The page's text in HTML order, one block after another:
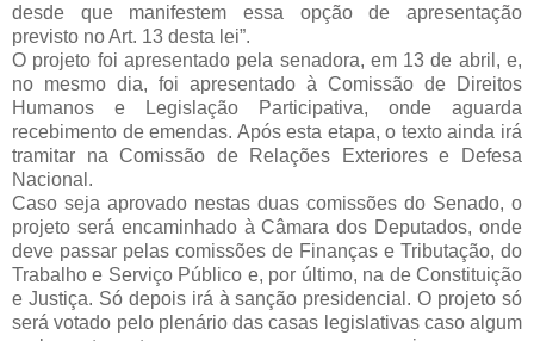
desde que manifestem essa opção de apresentação
previsto no Art. 13 desta lei”.
O projeto foi apresentado pela senadora, em 13 de abril, e,
no mesmo dia, foi apresentado à Comissão de Direitos
Humanos e Legislação Participativa, onde aguarda
recebimento de emendas. Após esta etapa, o texto ainda irá
tramitar na Comissão de Relações Exteriores e Defesa
Nacional.
Caso seja aprovado nestas duas comissões do Senado, o
projeto será encaminhado à Câmara dos Deputados, onde
deve passar pelas comissões de Finanças e Tributação, do
Trabalho e Serviço Público e, por último, na de Constituição
e Justiça. Só depois irá à sanção presidencial. O projeto só
será votado pelo plenário das casas legislativas caso algum